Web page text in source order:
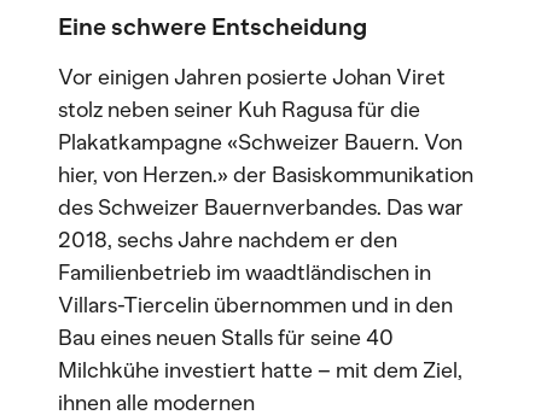
Eine schwere Entscheidung
Vor einigen Jahren posierte Johan Viret
stolz neben seiner Kuh Ragusa für die
Plakatkampagne «Schweizer Bauern. Von
hier, von Herzen.» der Basiskommunikation
des Schweizer Bauernverbandes. Das war
2018, sechs Jahre nachdem er den
Familienbetrieb im waadtländischen in
Villars-Tiercelin übernommen und in den
Bau eines neuen Stalls für seine 40
Milchkühe investiert hatte – mit dem Ziel,
ihnen alle modernen